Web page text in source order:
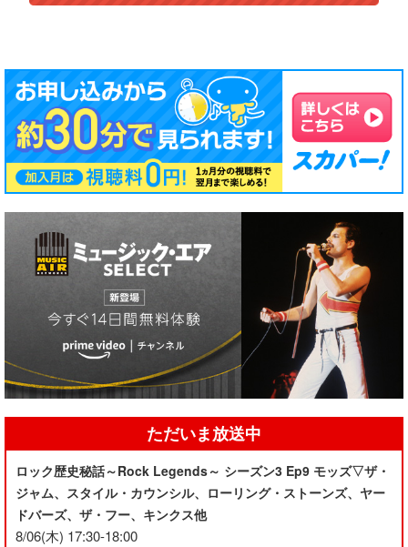
ただいま放送中
ロック歴史秘話～Rock Legends～ シーズン3 Ep9 モッズ▽ザ・
ジャム、スタイル・カウンシル、ローリング・ストーンズ、ヤー
ドバーズ、ザ・フー、キンクス他
8/06(木) 17:30-18:00